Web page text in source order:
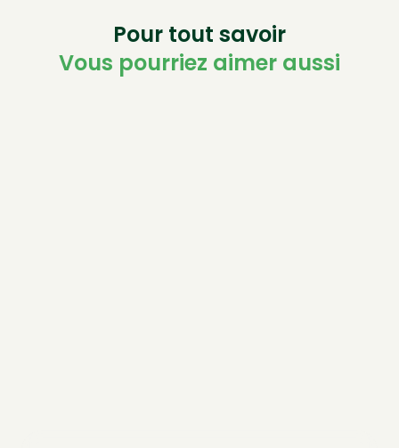
Pour tout savoir
Vous pourriez aimer aussi